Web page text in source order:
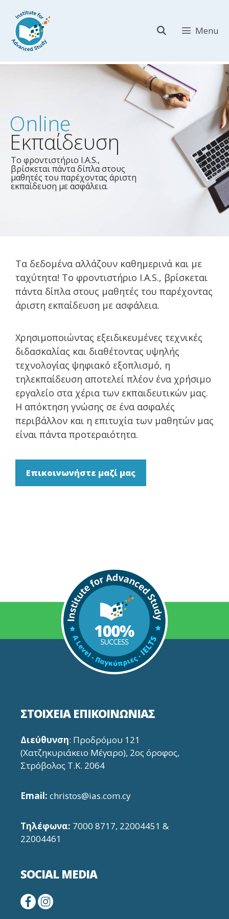
περιεχόμενο
Menu
Online
Εκπαίδευση
Το φροντιστήριο I.A.S.,
βρίσκεται πάντα δίπλα στους
μαθητές του παρέχοντας άριστη
εκπαίδευση με ασφάλεια.
Τα δεδομένα αλλάζουν καθημερινά και με
ταχύτητα! Το φροντιστήριο I.A.S., βρίσκεται
πάντα δίπλα στους μαθητές του παρέχοντας
άριστη εκπαίδευση με ασφάλεια.
Χρησιμοποιώντας εξειδικευμένες τεχνικές
διδασκαλίας και διαθέτοντας υψηλής
τεχνολογίας ψηφιακό εξοπλισμό, η
τηλεκπαίδευση αποτελεί πλέον ένα χρήσιμο
εργαλείο στα χέρια των εκπαιδευτικών μας.
Η απόκτηση γνώσης σε ένα ασφαλές
περιβάλλον και η επιτυχία των μαθητών μας
είναι πάντα προτεραιότητα.
Επικοινωνήστε μαζί μας
ΣΤΟΙΧΕΙΑ ΕΠΙΚΟΙΝΩΝΙΑΣ
Διεύθυνση: Προδρόμου 121
(Χατζηκυριάκειο Μέγαρο), 2ος όροφος,
Στρόβολος Τ.Κ. 2064
Email: christos@ias.com.cy
Τηλέφωνα: 7000 8717, 22004451 &
22004461
SOCIAL MEDIA